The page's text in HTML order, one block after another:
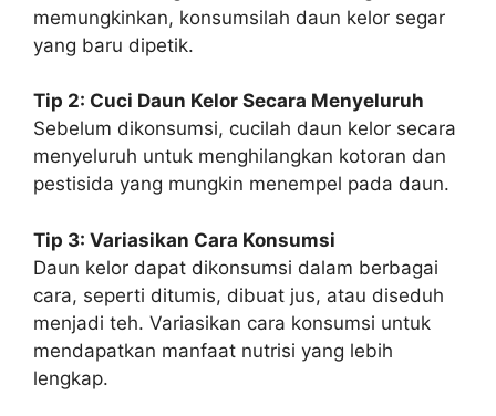
memungkinkan, konsumsilah daun kelor segar
yang baru dipetik.
Tip 2: Cuci Daun Kelor Secara Menyeluruh
Sebelum dikonsumsi, cucilah daun kelor secara
menyeluruh untuk menghilangkan kotoran dan
pestisida yang mungkin menempel pada daun.
Tip 3: Variasikan Cara Konsumsi
Daun kelor dapat dikonsumsi dalam berbagai
cara, seperti ditumis, dibuat jus, atau diseduh
menjadi teh. Variasikan cara konsumsi untuk
mendapatkan manfaat nutrisi yang lebih
lengkap.